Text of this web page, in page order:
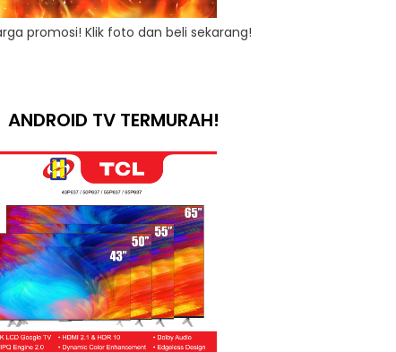
promosi! Klik foto dan beli sekarang!
ANDROID TV TERMURAH!